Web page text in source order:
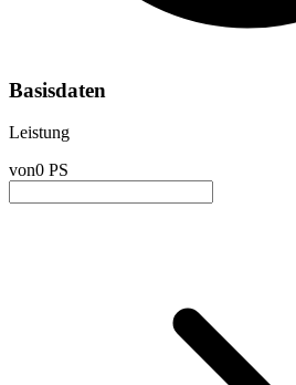
Basisdaten
Leistung
von0 PS